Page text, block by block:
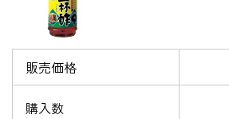
販売価格
購入数